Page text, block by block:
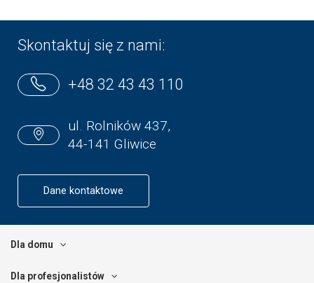
Skontaktuj się z nami:
+48 32 43 43 110
ul. Rolników 437,
44-141 Gliwice
Dane kontaktowe
Dla domu
Dla profesjonalistów